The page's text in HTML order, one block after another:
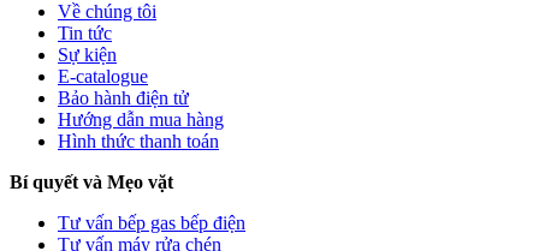
Về chúng tôi
Tin tức
Sự kiện
E-catalogue
Bảo hành điện tử
Hướng dẫn mua hàng
Hình thức thanh toán
Bí quyết và Mẹo vặt
Tư vấn bếp gas bếp điện
Tư vấn máy rửa chén